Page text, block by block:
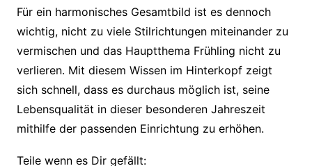
Für ein harmonisches Gesamtbild ist es dennoch
wichtig, nicht zu viele Stilrichtungen miteinander zu
vermischen und das Hauptthema Frühling nicht zu
verlieren. Mit diesem Wissen im Hinterkopf zeigt
sich schnell, dass es durchaus möglich ist, seine
Lebensqualität in dieser besonderen Jahreszeit
mithilfe der passenden Einrichtung zu erhöhen.
Teile wenn es Dir gefällt: